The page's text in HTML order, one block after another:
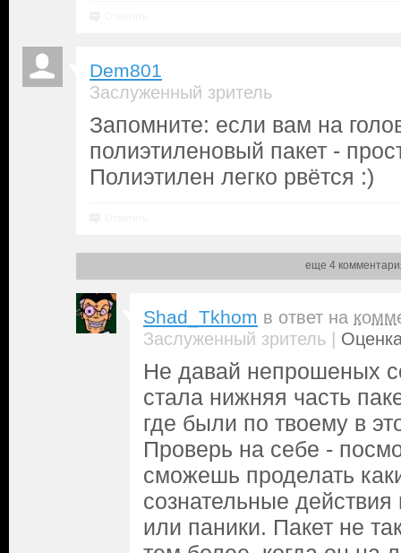
Dem801
Заслуженный зритель
Запомните: если вам на
полиэтиленовый пакет -
Полиэтилен легко рвётся :)
еще 4
Shad_Tkhom в ответ на
Заслуженный зритель |
Не давай непрошеных
стала нижняя часть
где были по твоему в
Проверь на себе -
сможешь проделать
сознательные
или паники. Пакет не